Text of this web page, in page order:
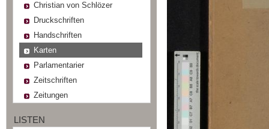
Christian von Schlözer
Druckschriften
Handschriften
Karten
Parlamentarier
Zeitschriften
Zeitungen
LISTEN